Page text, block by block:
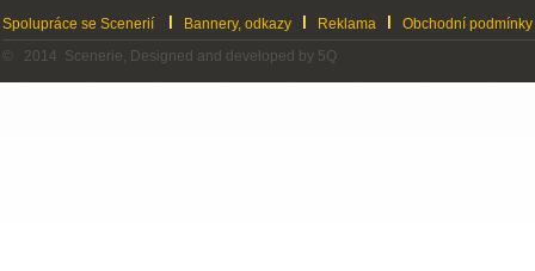
Spolupráce se Scenerií Bannery, odkazy Reklama
Obchodní podmínky
© 2014 Scenerie, Designed and developed by 5Q